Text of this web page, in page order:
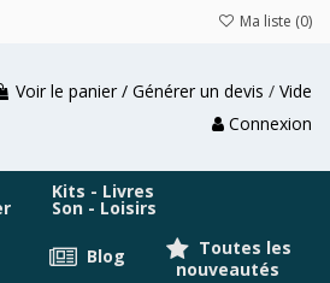
Ma liste (0)
Voir le panier / Générer un devis / Vide
Connexion
Kits - Livres
Son - Loisirs
Toutes les
nouveautés
Blog